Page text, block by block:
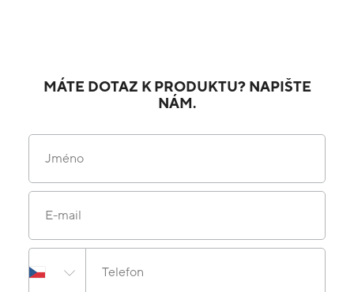
MÁTE DOTAZ K PRODUKTU? NAPIŠTE
NÁM.
Jméno
E-mail
Telefon